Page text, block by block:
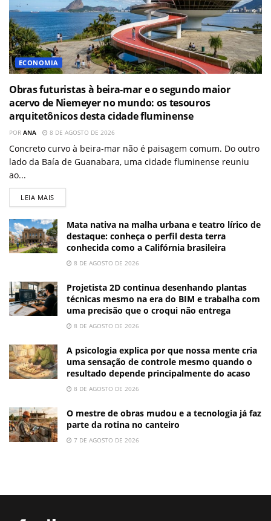
ECONOMIA
Obras futuristas à beira-mar e o segundo maior
acervo de Niemeyer no mundo: os tesouros
arquitetônicos desta cidade fluminense
POR ANA 8 DE AGOSTO DE 2026
Concreto curvo à beira-mar não é paisagem comum. Do outro
lado da Baía de Guanabara, uma cidade fluminense reuniu
ao...
LEIA MAIS
Mata nativa na malha urbana e teatro lírico de
destaque: conheça o perfil desta terra
conhecida como a Califórnia brasileira
8 DE AGOSTO DE 2026
Projetista 2D continua desenhando plantas
técnicas mesmo na era do BIM e trabalha com
uma precisão que o croqui não entrega
8 DE AGOSTO DE 2026
A psicologia explica por que nossa mente cria
uma sensação de controle mesmo quando o
resultado depende principalmente do acaso
8 DE AGOSTO DE 2026
O mestre de obras mudou e a tecnologia já faz
parte da rotina no canteiro
7 DE AGOSTO DE 2026